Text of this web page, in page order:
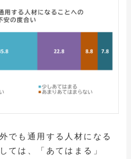
でも通用する人材になる
ては、「あてはまる」